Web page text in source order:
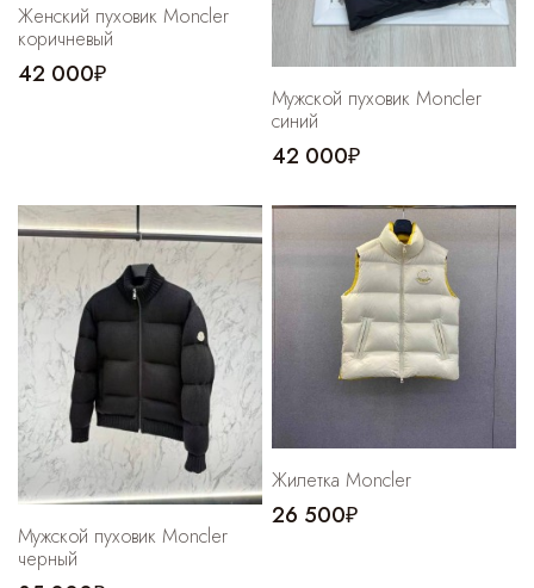
Женский пуховик Moncler
коричневый
42 000₽
Мужской пуховик Moncler
синий
42 000₽
Мужской пуховик Moncler
черный
Жилетка Moncler
26 500₽